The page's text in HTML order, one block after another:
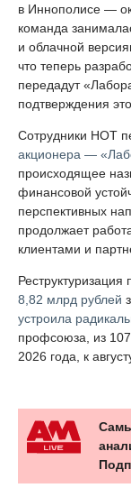
в Иннополисе —
команда
и облачной
что теперь
передадут
подтверждения
Сотрудники НОТ
акционера —
происходящее
финансовой
перспективных
продолжает
клиентами и
8,82 млрд рублей
устроила
профсоюза, из
2026 года, к